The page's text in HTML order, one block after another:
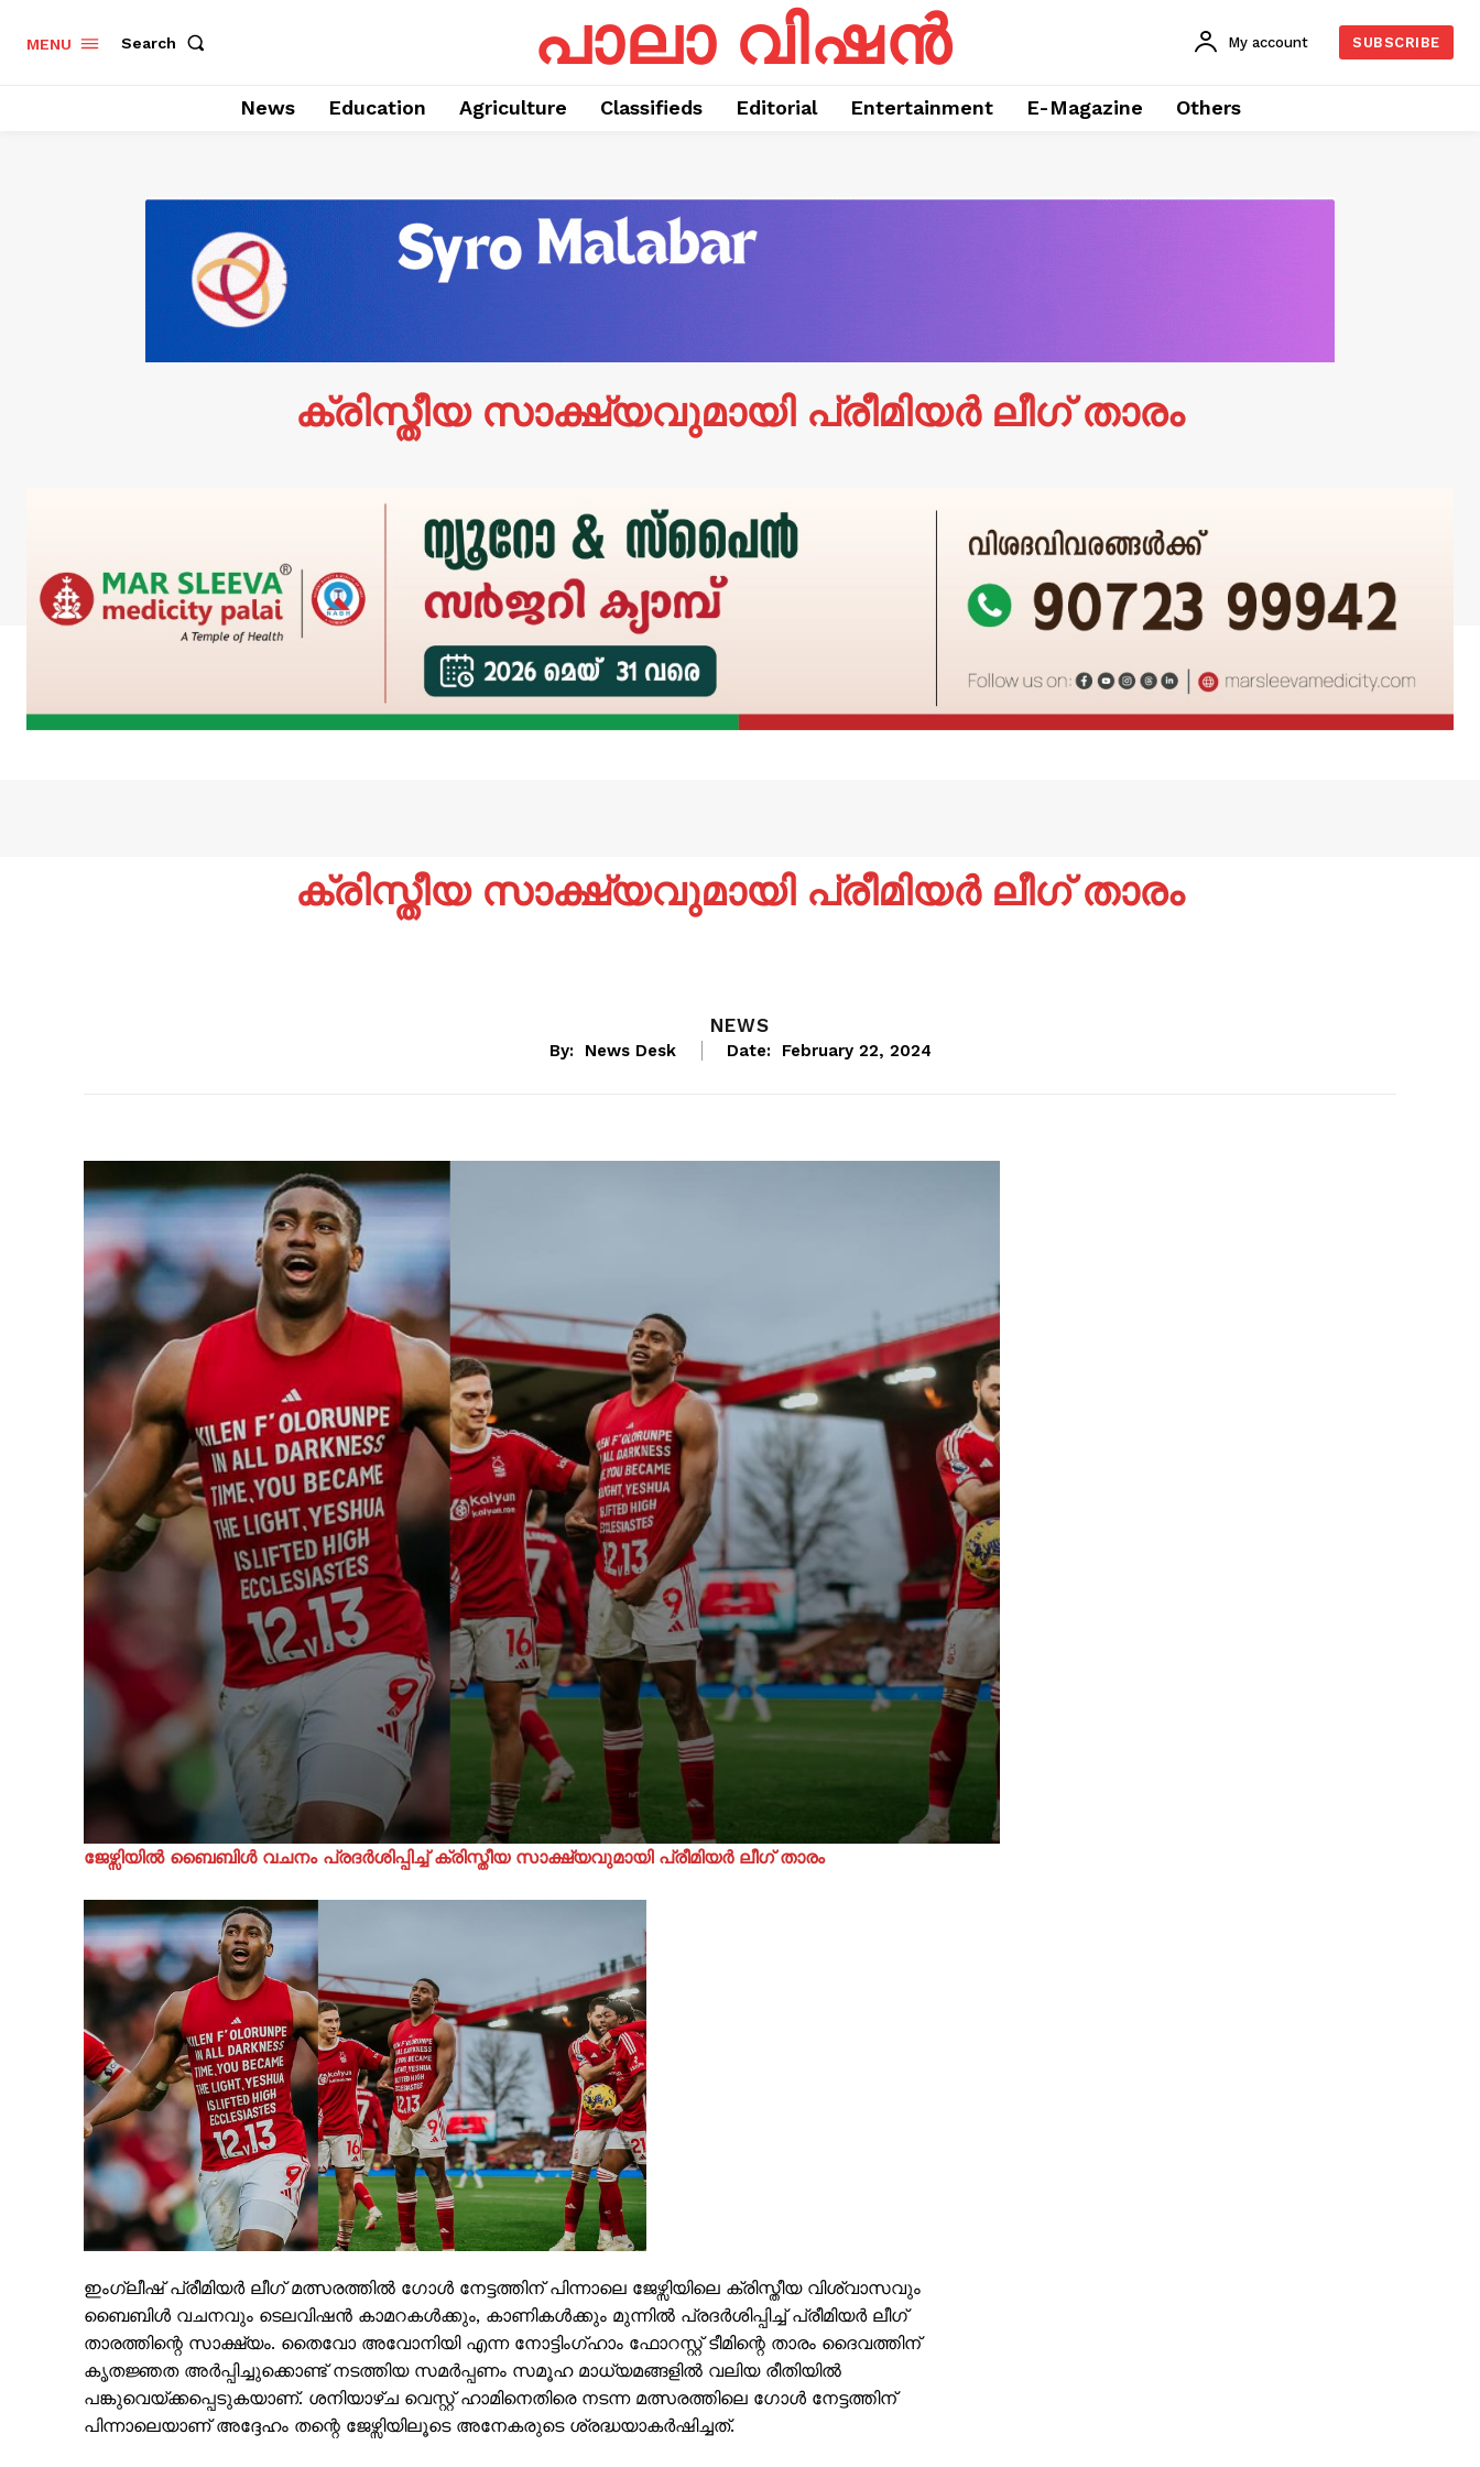
PALA VISION
PALA VISION
About
MENU Search പാലാ വിഷൻ My account SUBSCRIBE
News Education Agriculture Classifieds Editorial Entertainment E-Magazine Others
ക്രിസ്തീയ സാക്ഷ്യവുമായി പ്രീമിയർ ലീഗ് താരം
ക്രിസ്തീയ സാക്ഷ്യവുമായി പ്രീമിയർ ലീഗ് താരം
NEWS
By: News Desk Date: February 22, 2024
ജേഴ്സിയില്‍ ബൈബിൾ വചനം പ്രദർശിപ്പിച്ച് ക്രിസ്തീയ സാക്ഷ്യവുമായി പ്രീമിയർ ലീഗ് താരം
ഇംഗ്ലീഷ് പ്രീമിയർ ലീഗ് മത്സരത്തിൽ ഗോൾ നേട്ടത്തിന് പിന്നാലെ ജേഴ്സിയിലെ ക്രിസ്തീയ വിശ്വാസവും
ബൈബിൾ വചനവും ടെലവിഷൻ കാമറകൾക്കും, കാണികൾക്കും മുന്നിൽ പ്രദർശിപ്പിച്ച് പ്രീമിയർ ലീഗ്
താരത്തിന്റെ സാക്ഷ്യം. തൈവോ അവോനിയി എന്ന നോട്ടിംഗ്ഹാം ഫോറസ്റ്റ് ടീമിന്റെ താരം ദൈവത്തിന്
കൃതജ്ഞത അര്‍പ്പിച്ചുക്കൊണ്ട് നടത്തിയ സമർപ്പണം സമൂഹ മാധ്യമങ്ങളില്‍ വലിയ രീതിയില്‍
പങ്കുവെയ്ക്കപ്പെടുകയാണ്. ശനിയാഴ്ച വെസ്റ്റ് ഹാമിനെതിരെ നടന്ന മത്സരത്തിലെ ഗോൾ നേട്ടത്തിന്
പിന്നാലെയാണ് അദ്ദേഹം തന്റെ ജേഴ്സിയിലൂടെ അനേകരുടെ ശ്രദ്ധയാകര്‍ഷിച്ചത്.